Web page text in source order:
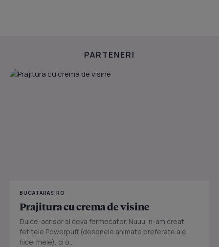
PARTENERI
BUCATARAS.RO
Prajitura cu crema de visine
Dulce-acrisor si ceva fermecator. Nuuu, n-am creat
fetitele Powerpuff (desenele animate preferate ale
fiicei mele), ci o...